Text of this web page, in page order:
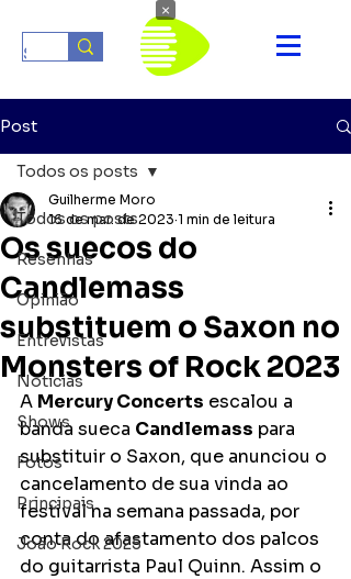
Post
Todos os posts
Resenhas
Opinião
Entrevistas
Notícias
Shows
Fotos
Principais
João Rock 2025
Todos os posts
Os suecos do
Candlemass
substituem o Saxon no
Monsters of Rock 2023
Guilherme Moro
16 de mar. de 2023 1 min de leitura
A Mercury Concerts escalou a
banda sueca Candlemass para
substituir o Saxon, que anunciou o
cancelamento de sua vinda ao
festival na semana passada, por
conta do afastamento dos palcos
do guitarrista Paul Quinn. Assim o
×